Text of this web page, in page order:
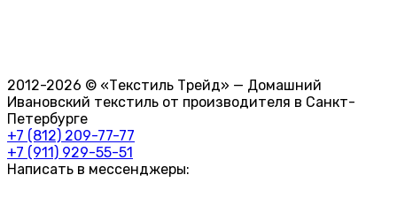
2012-2026 © «Текстиль Трейд» — Домашний
Ивановский текстиль от производителя в Санкт-
Петербурге
+7 (812) 209-77-77
+7 (911) 929-55-51
Написать в мессенджеры: